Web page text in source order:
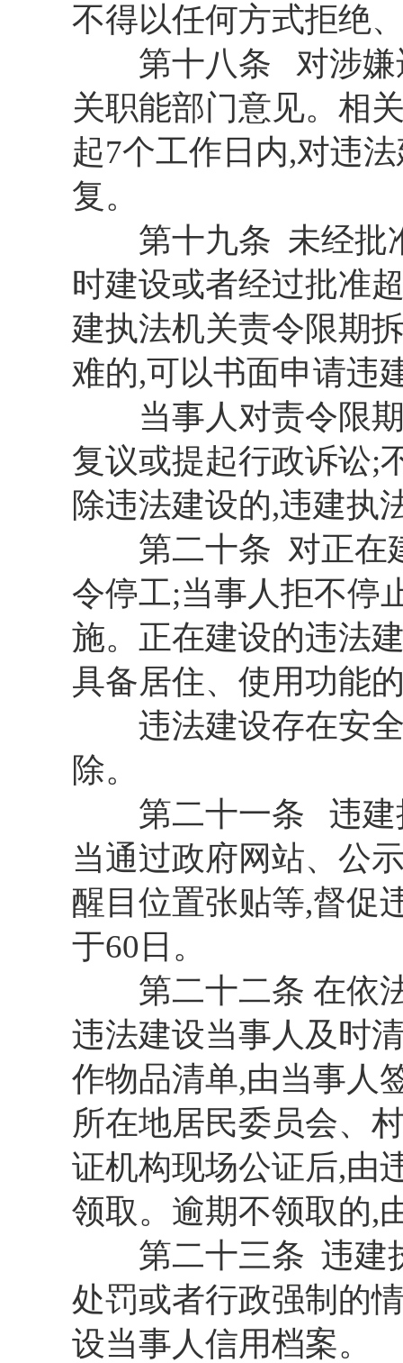
不得以任何方式拒绝
第十八条 对涉嫌违
关职能部门意见。相
起7个工作日内,对违
复。
第十九条 未经批准
时建设或者经过批准
建执法机关责令限期
难的,可以书面申请违
当事人对责令限期
复议或提起行政诉讼;
除违法建设的,违建执
第二十条 对正在建
令停工;当事人拒不停
施。正在建设的违法
具备居住、使用功能
违法建设存在安全
除。
第二十一条 违建执
当通过政府网站、公
醒目位置张贴等,督促
于60日。
第二十二条 在依法
违法建设当事人及时
作物品清单,由当事人
所在地居民委员会、
证机构现场公证后,由
领取。逾期不领取的,
第二十三条 违建执
处罚或者行政强制的
设当事人信用档案。